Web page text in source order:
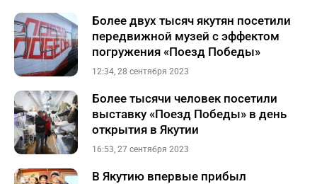
Более двух тысяч якутян посетили
передвижной музей с эффектом
погружения «Поезд Победы»
12:34, 28 сентября 2023
Более тысячи человек посетили
выставку «Поезд Победы» в день
открытия в Якутии
16:53, 27 сентября 2023
В Якутию впервые прибыл